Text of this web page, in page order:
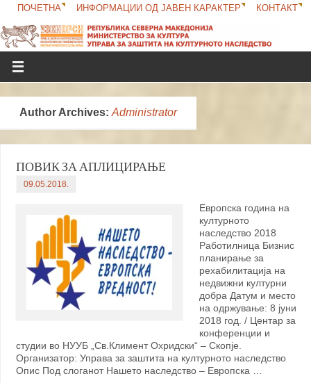
ПОЧЕТНА ИНФОРМАЦИИ ОД ЈАВЕН КАРАКТЕР КОНТАКТ
Author Archives: Administrator
ПОВИК ЗА АПЛИЦИРАЊЕ
09.05.2018.
Европска година на
културното
наследство 2018
Работилница Бизнис
планирање за
рехабилитација на
недвижни културни
добра Датум и место
на одржување: 8 јуни
2018 год. / Центар за
конференции и
студии во НУУБ „Св.Климент Охридски“ – Скопје.
Организатор: Управа за заштита на културното наследство
Опис Под слоганот Нашето наследство – Европска …